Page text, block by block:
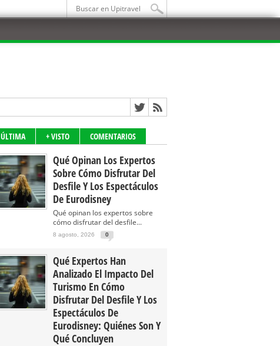
ÚLTIMA + VISTO COMENTARIOS
Qué Opinan Los Expertos
Sobre Cómo Disfrutar Del
Desfile Y Los Espectáculos
De Eurodisney
Qué opinan los expertos sobre
cómo disfrutar del desfile...
8 agosto, 2026 0
Qué Expertos Han
Analizado El Impacto Del
Turismo En Cómo
Disfrutar Del Desfile Y Los
Espectáculos De
Eurodisney: Quiénes Son Y
Qué Concluyen